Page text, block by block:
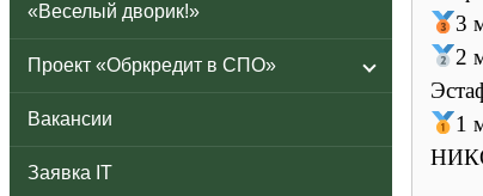
«Веселый дворик!»
Проект «Обркредит в СПО»
Вакансии
Заявка IT
3
2
1